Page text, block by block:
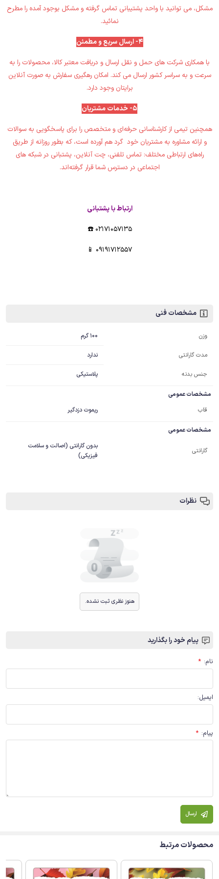
مشکل، می توانید با واحد پشتیبانی تماس ‏گرفته و مشکل بوجود آمده را مطرح
نمائید.‏
4- ارسال سریع و مطمئن
با همکاری شرکت های حمل و نقل ارسال و دریافت معتبر کالا، محصولات را به
سرعت و به سراسر کشور ارسال می کند‎.‎‏ امکان رهگیری ‏سفارش به صورت آنلاین
برایتان وجود دارد‎.‎
5- خدمات مشتریان
همچنین تیمی از کارشناسانی حرفه‌ای و متخصص را برای پاسخگویی به سوالات
و ارائه مشاوره به مشتریان خود گرد هم آورده است، ‏که بطور روزانه از طریق
راه‌های ارتباطی مختلف: تماس تلفنی، چت آنلاین، پشتبانی در شبکه های
اجتماعی در دسترس شما قرار ‏گرفته‌اند.‏
ارتباط با پشتبانی
02171057135 ☎️
09191712557 📱
مشخصات فنی
وزن 100 گرم
مدت گارانتی ندارد
جنس بدنه پلاستیکی
مشخصات عمومی
قاب
ریموت دزدگیر
مشخصات عمومی
گارانتی
بدون گارانتی (اصالت و سلامت
فیزیکی)
نظرات
هنوز نظری ثبت نشده.
پیام خود را بگذارید
نام:
*
ایمیل:
پیام:
*
ارسال
محصولات مرتبط